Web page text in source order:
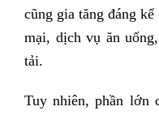
cũng gia tăng đáng
mại, dịch vụ ăn
tải.
Tuy nhiên, phần lớn